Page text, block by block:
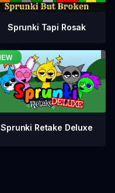
Sprunki Tapi Rosak
Sprunki Retake Deluxe